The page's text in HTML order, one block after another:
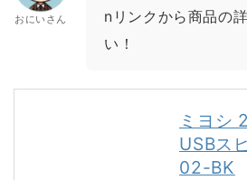
おにいさん
nリンクから商品の
い！
ミヨシ
USBス
02-BK